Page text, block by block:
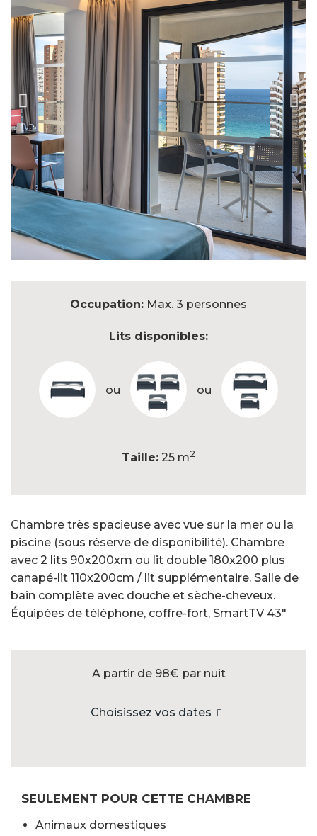
Occupation: Max. 3 personnes
Lits disponibles:
ou ou
Taille: 25 m2
Chambre très spacieuse avec vue sur la mer ou la
piscine (sous réserve de disponibilité). Chambre
avec 2 lits 90x200xm ou lit double 180x200 plus
canapé-lit 110x200cm / lit supplémentaire. Salle de
bain complète avec douche et sèche-cheveux.
Équipées de téléphone, coffre-fort, SmartTV 43"
A partir de 98€ par nuit
Choisissez vos dates
SEULEMENT POUR CETTE CHAMBRE
Animaux domestiques